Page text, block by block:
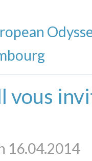
vous
16.04.2014